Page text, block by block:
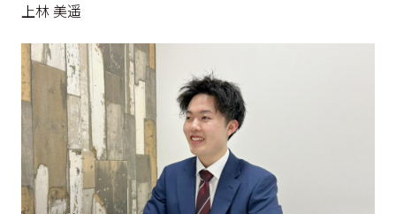
上林 美遥